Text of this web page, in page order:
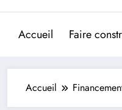
Accueil Faire
Accueil